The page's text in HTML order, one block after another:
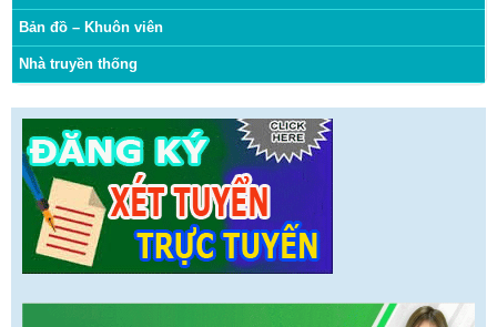
Bản đồ – Khuôn viên
Nhà truyền thống